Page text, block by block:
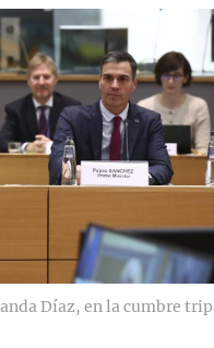
Díaz, en la cumbre